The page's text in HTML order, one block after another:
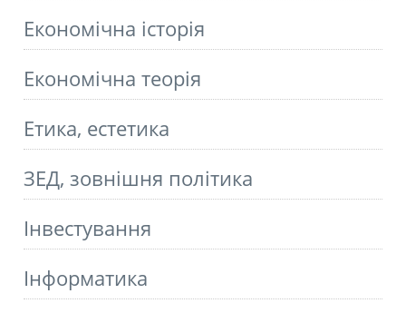
Економічна історія
Економічна теорія
Етика, естетика
ЗЕД, зовнішня політика
Інвестування
Інформатика